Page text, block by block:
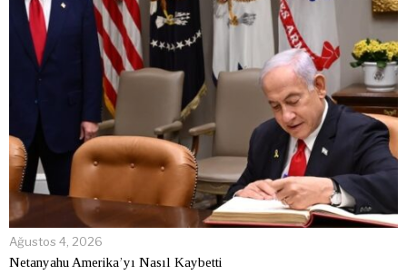
Ağustos 4, 2026
Netanyahu Amerika’yı Nasıl Kaybetti